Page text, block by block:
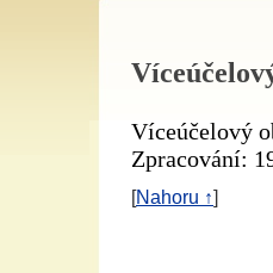
Víceúčelový
Zpracování:
[Nahoru ↑]